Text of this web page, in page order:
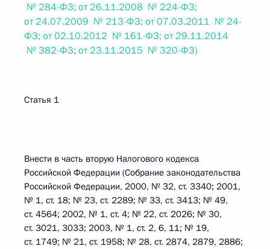
№ 284-ФЗ; от 26.11.2008 № 224-ФЗ;
от 24.07.2009 № 213-ФЗ; от 07.03.2011 № 24-
ФЗ; от 02.10.2012 № 161-ФЗ; от 29.11.2014
№ 382-ФЗ; от 23.11.2015 № 320-ФЗ)
Статья 1
Внести в часть вторую Налогового кодекса
Российской Федерации (Собрание законодательства
Российской Федерации, 2000, № 32, ст. 3340; 2001,
№ 1, ст. 18; № 23, ст. 2289; № 33, ст. 3413; № 49,
ст. 4564; 2002, № 1, ст. 4; № 22, ст. 2026; № 30,
ст. 3021, 3033; 2003, № 1, ст. 2, 6, 11; № 19,
ст. 1749; № 21, ст. 1958; № 28, ст. 2874, 2879, 2886;